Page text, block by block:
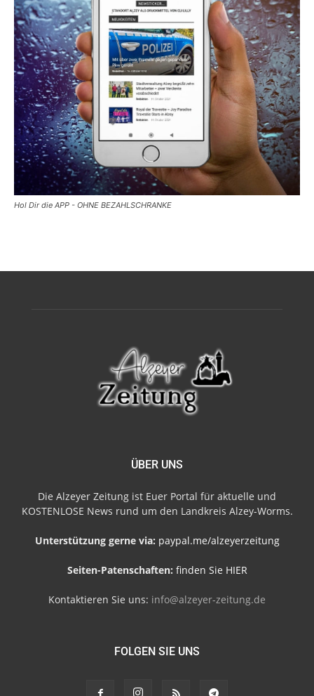
Hol Dir die APP - OHNE BEZAHLSCHRANKE
ÜBER UNS
Die Alzeyer Zeitung ist Euer Portal für aktuelle und
KOSTENLOSE News rund um den Landkreis Alzey-Worms.
Unterstützung gerne via: paypal.me/alzeyerzeitung
Seiten-Patenschaften: finden Sie HIER
Kontaktieren Sie uns: info@alzeyer-zeitung.de
FOLGEN SIE UNS